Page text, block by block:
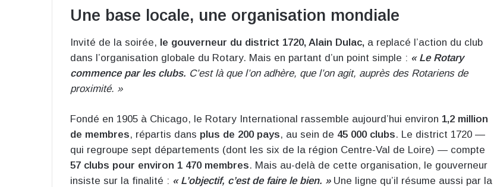
Une base locale, une organisation mondiale
Invité de la soirée, le gouverneur du district 1720, Alain Dulac, a replacé l’action du club
dans l’organisation globale du Rotary. Mais en partant d’un point simple : « Le Rotary
commence par les clubs. C’est là que l’on adhère, que l’on agit, auprès des Rotariens de
proximité. »
Fondé en 1905 à Chicago, le Rotary International rassemble aujourd’hui environ 1,2 million
de membres, répartis dans plus de 200 pays, au sein de 45 000 clubs. Le district 1720 —
qui regroupe sept départements (dont les six de la région Centre-Val de Loire) — compte
57 clubs pour environ 1 470 membres. Mais au-delà de cette organisation, le gouverneur
insiste sur la finalité : « L’objectif, c’est de faire le bien. »Une ligne qu’il résume aussi par la